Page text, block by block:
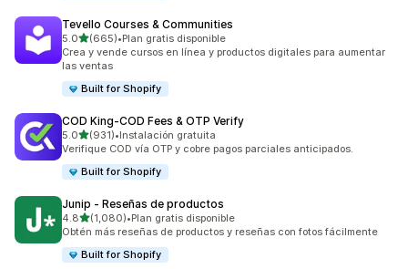
Tevello Courses & Communities
5.0de 5 estrellas
(665)
665 reseñas en total
•Plan gratis disponible
Crea y vende cursos en línea y productos digitales para aumentar
las ventas
Built for Shopify
COD King‑COD Fees & OTP Verify
5.0de 5 estrellas
(931)
931 reseñas en total
•Instalación gratuita
Verifique COD vía OTP y cobre pagos parciales anticipados.
Built for Shopify
Junip ‑ Reseñas de productos
4.8de 5 estrellas
(1,080)
1080 reseñas en total
•Plan gratis disponible
Obtén más reseñas de productos y reseñas con fotos fácilmente
Built for Shopify